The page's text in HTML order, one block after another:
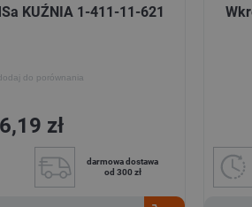
KUŹNIA 1-411-11-621
do porównania
zł
darmowa dostawa
od 300 zł